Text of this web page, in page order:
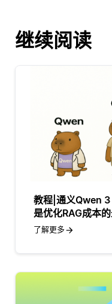
继续阅读
教程|通义Qwen
是优化RAG成本
了解更多